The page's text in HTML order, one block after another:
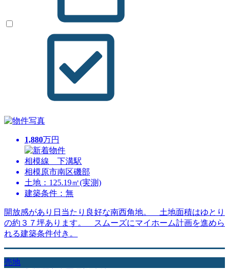
1,880万円
相模線 下溝駅
相模原市南区磯部
土地：125.19㎡(実測)
建築条件：無
開放感があり日当たり良好な南西角地。 土地面積はゆとり
の約３７坪あります。 スムーズにマイホーム計画を進めら
れる建築条件付き。
売地